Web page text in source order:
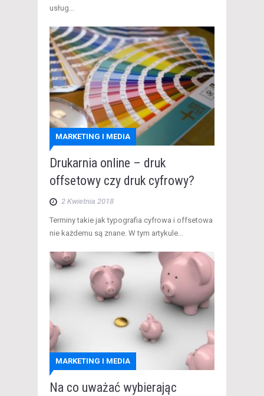
usług...
MARKETING I MEDIA
Drukarnia online – druk
offsetowy czy druk cyfrowy?
2 Kwietnia 2018
Terminy takie jak typografia cyfrowa i offsetowa
nie każdemu są znane. W tym artykule...
MARKETING I MEDIA
Na co uważać wybierając